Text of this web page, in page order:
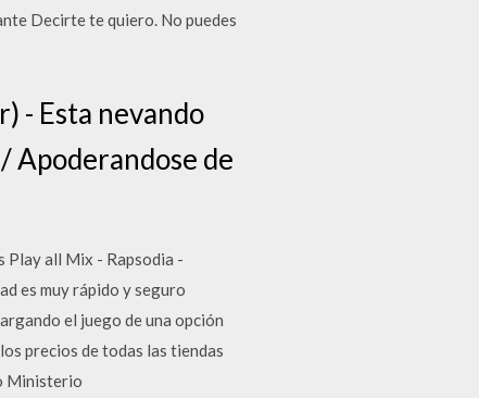
Decirte te quiero. No puedes
- Esta nevando
Apoderandose de
Play all Mix - Rapsodia -
es muy rápido y seguro
el juego de una opción
precios de todas las tiendas
Ministerio